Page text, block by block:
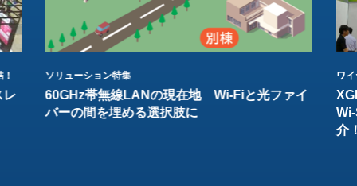
レ
ソリューション特集
60GHz帯無線LANの現在地 Wi-Fiと光ファイ
バーの間を埋める選択肢に
ワ
介